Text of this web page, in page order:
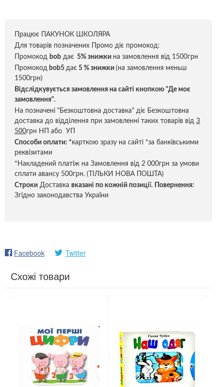
Працює ПАКУНОК ШКОЛЯРА
Для товарів позначених Промо діє промокод:
Промокод bob дає 5% знижки на замовлення від 1500грн
Промокод bob5 дає 5 % знижки (на замовлення меньш
1500грн)
Відслідкувується замовлення на сайті кнопкою "Де моє
замовлення".
На позначені "Безкоштовна доставка" діє Безкоштовна
доставка до відділення при замовленні таких товарів від 3
500грн НП або УП
Способи оплати: *карткою зразу на сайті *за банківськими
реквізитами
*Накладений платіж на Замовлення від 2 000грн за умови
сплати авансу 500грн. (ТІЛЬКИ НОВА ПОШТА)
Строки Доставка вказані по кожній позиції.
Повернення:
Згідно законодавства України
Facebook Twitter
Схожі товари